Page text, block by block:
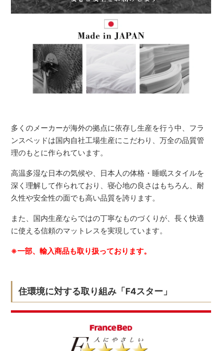
多くのメーカーが海外の拠点に依存し生産を行う中、フラ
ンスベッドは国内自社工場生産にこだわり、万全の品質管
理のもとに作られています。
高温多湿な日本の気候や、日本人の体格・睡眠スタイルを
深く理解して作られており、寝心地の良さはもちろん、耐
久性や安全性の面でも高い品質を誇ります。
また、国内生産ならではの丁寧なものづくりが、長く快適
に使える信頼のマットレスを実現しています。
※一部、輸入商品も取り扱っております。
住環境に対する取り組み「F4スター」